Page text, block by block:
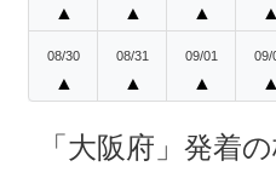
▲ ▲ ▲ ▲
08/30
▲
08/31
▲
09/01
▲
09/
▲
「大阪府」発着